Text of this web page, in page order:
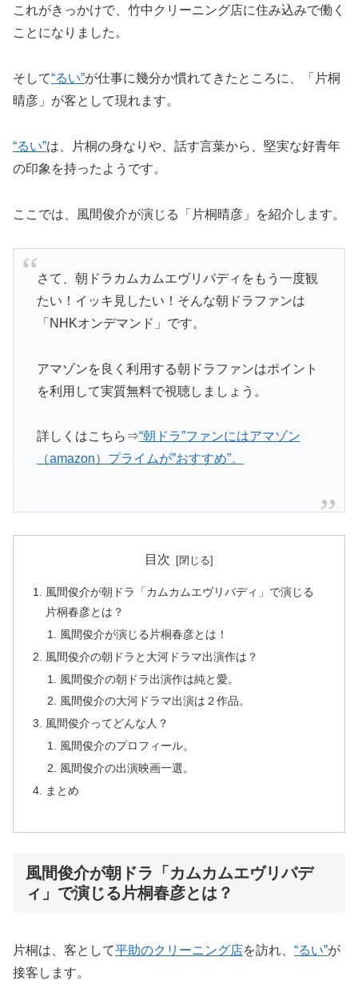
これがきっかけで、竹中クリーニング店に住み込みで働く
ことになりました。
そして“るい”が仕事に幾分か慣れてきたところに、「片桐
晴彦」が客として現れます。
“るい”は、片桐の身なりや、話す言葉から、堅実な好青年
の印象を持ったようです。
ここでは、風間俊介が演じる「片桐晴彦」を紹介します。
さて、朝ドラカムカムエヴリバディをもう一度観
たい！イッキ見したい！そんな朝ドラファンは
「NHKオンデマンド」です。
アマゾンを良く利用する朝ドラファンはポイント
を利用して実質無料で視聴しましょう。
詳しくはこちら⇒“朝ドラ”ファンにはアマゾン
（amazon）プライムが”おすすめ”。
目次
風間俊介が朝ドラ「カムカムエヴリバディ」で演じる
片桐春彦とは？
風間俊介が演じる片桐春彦とは！
風間俊介の朝ドラと大河ドラマ出演作は？
風間俊介の朝ドラ出演作は純と愛。
風間俊介の大河ドラマ出演は２作品。
風間俊介ってどんな人？
風間俊介のプロフィール。
風間俊介の出演映画一選。
まとめ
風間俊介が朝ドラ「カムカムエヴリバデ
ィ」で演じる片桐春彦とは？
片桐は、客として平助のクリーニング店を訪れ、 “るい”が
接客します。